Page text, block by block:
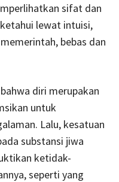
sifat dan
lewat intuisi,
bebas dan
diri merupakan
untuk
Lalu, kesatuan
substansi jiwa
ketidak-
seperti yang